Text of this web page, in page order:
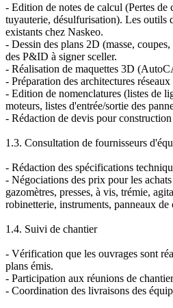
- Edition de notes de calcul (Pertes de
tuyauterie, désulfurisation). Les outils
existants chez Naskeo.
- Dessin des plans 2D (masse,
des P&ID à signer sceller.
- Réalisation de maquettes 3D
- Préparation des architectures
- Edition de nomenclatures (listes de
moteurs, listes d'entrée/sortie des
- Rédaction de devis pour
1.3. Consultation de fournisseurs
- Rédaction des spécifications
- Négociations des prix pour les
gazomètres, presses, à vis, trémie,
robinetterie, instruments, panneaux de
1.4. Suivi de chantier
- Vérification que les ouvrages sont
plans émis.
- Participation aux réunions de
- Coordination des livraisons des